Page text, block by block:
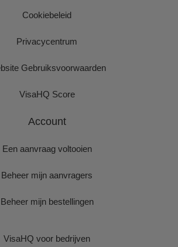
Cookiebeleid
Privacycentrum
Gebruiksvoorwaarden
VisaHQ Score
Account
Een aanvraag voltooien
Beheer mijn aanvragers
Beheer mijn bestellingen
VisaHQ voor bedrijven